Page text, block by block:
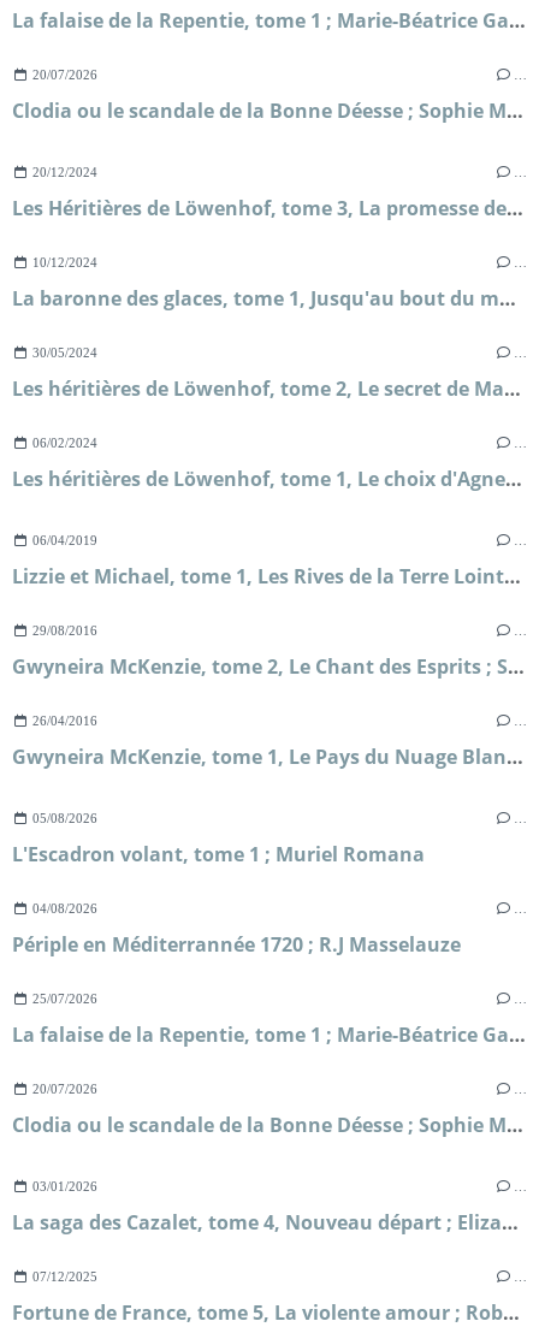
La falaise de la Repentie, tome 1 ; Marie-Béatrice Gauvin
20/07/2026
Clodia ou le scandale de la Bonne Déesse ; Sophie Malick-Prunier
20/12/2024
Les Héritières de Löwenhof, tome 3, La promesse de Solveig ; Corina Bomann
10/12/2024
La baronne des glaces, tome 1, Jusqu'au bout du monde ; Nicole Vosseler
30/05/2024
Les héritières de Löwenhof, tome 2, Le secret de Mathilda ; Corina Bomann
06/02/2024
Les héritières de Löwenhof, tome 1, Le choix d'Agneta ; Corina Bomann
06/04/2019
Lizzie et Michael, tome 1, Les Rives de la Terre Lointaine ; Sarah Lark
29/08/2016
Gwyneira McKenzie, tome 2, Le Chant des Esprits ; Sarah Lark
26/04/2016
Gwyneira McKenzie, tome 1, Le Pays du Nuage Blanc ; Sarah Lark
05/08/2026
L'Escadron volant, tome 1 ; Muriel Romana
04/08/2026
Périple en Méditerrannée 1720 ; R.J Masselauze
25/07/2026
La falaise de la Repentie, tome 1 ; Marie-Béatrice Gauvin
20/07/2026
Clodia ou le scandale de la Bonne Déesse ; Sophie Malick-Prunier
03/01/2026
La saga des Cazalet, tome 4, Nouveau départ ; Elizabeth Jane Howard
07/12/2025
Fortune de France, tome 5, La violente amour ; Robert Merle